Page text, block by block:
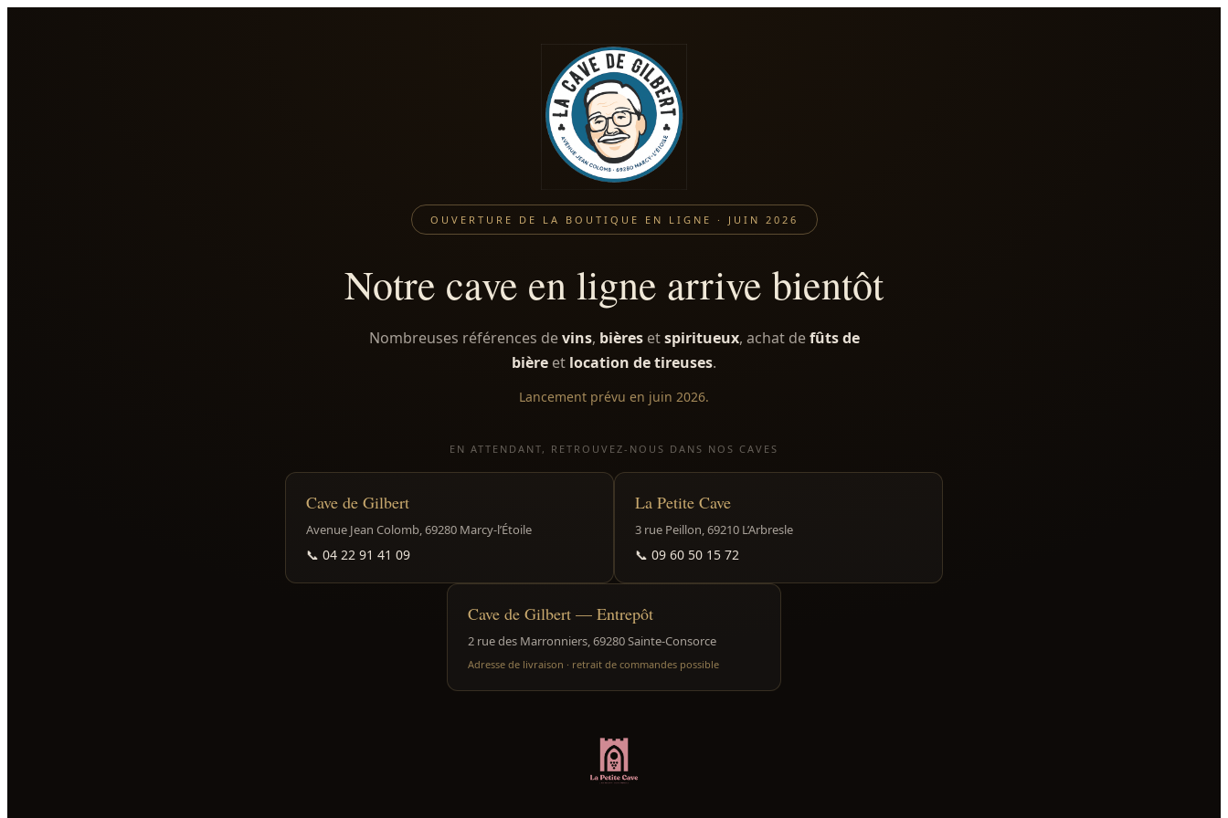
OUVERTURE DE LA BOUTIQUE EN LIGNE · JUIN 2026
Notre cave en ligne arrive bientôt
Nombreuses références devins, bièresetspiritueux, achat defûts de
bière et location de tireuses.
Lancement prévu en juin 2026.
EN ATTENDANT, RETROUVEZ-NOUS DANS NOS CAVES
Cave de Gilbert
Avenue Jean Colomb, 69280 Marcy-l’Étoile
📞 04 22 91 41 09
La Petite Cave
3 rue Peillon, 69210 L’Arbresle
📞 09 60 50 15 72
Cave de Gilbert — Entrepôt
2 rue des Marronniers, 69280 Sainte-Consorce
Adresse de livraison · retrait de commandes possible